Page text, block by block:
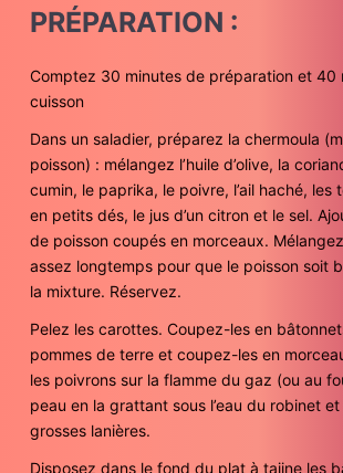
PRÉPARATION :
Comptez 30 minutes de préparation et 40
cuisson
Dans un saladier, préparez la chermoula
poisson) : mélangez l’huile d’olive, la
cumin, le paprika, le poivre, l’ail haché, les
en petits dés, le jus d’un citron et le sel.
de poisson coupés en morceaux.
assez longtemps pour que le poisson soit
la mixture. Réservez.
Pelez les carottes. Coupez-les en
pommes de terre et coupez-les en
les poivrons sur la flamme du gaz (ou au
peau en la grattant sous l’eau du robinet
grosses lanières.
Disposez dans le fond du plat à tajine les